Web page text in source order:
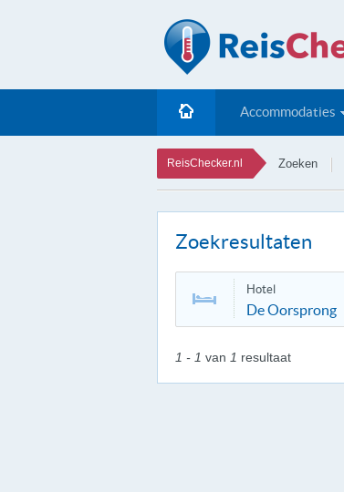
Accommodaties
ReisChecker.nl Zoeken
Zoekresultaten
Hotel
De Oorsprong
1 - 1 van 1 resultaat